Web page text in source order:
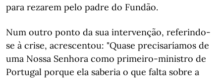
para rezarem pelo padre do Fundão.
Num outro ponto da sua intervenção, referindo-
se à crise, acrescentou: "Quase precisaríamos de
uma Nossa Senhora como primeiro-ministro de
Portugal porque ela saberia o que falta sobre a